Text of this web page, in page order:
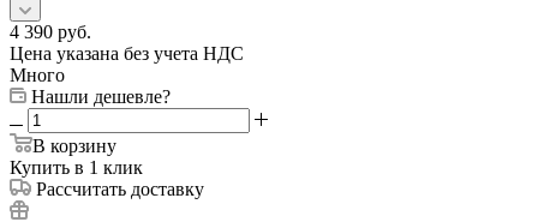
4 390 руб.
Цена указана без учета НДС
Много
Нашли дешевле?
В корзину
Купить в 1 клик
Рассчитать доставку